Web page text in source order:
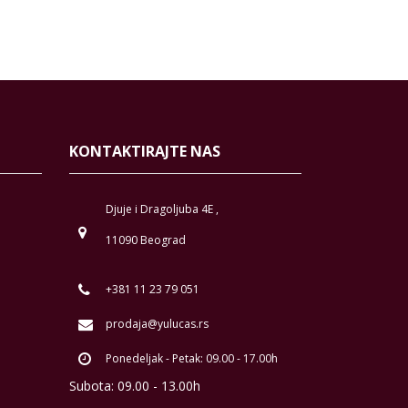
KONTAKTIRAJTE NAS
Djuje i Dragoljuba 4E ,
11090 Beograd
+381 11 23 79 051
prodaja@yulucas.rs
Ponedeljak - Petak: 09.00 - 17.00h
Subota: 09.00 - 13.00h